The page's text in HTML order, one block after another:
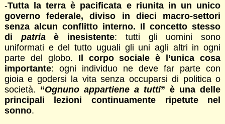
-Tutta la terra è pacificata e riunita in un unico
governo federale, diviso in dieci macro-settori
senza alcun conflitto interno. Il concetto stesso
di patriaè inesistente: tutti gli uomini sono
uniformati e del tutto uguali gli uni agli altri in ogni
parte del globo. Il corpo sociale è l’unica cosa
importante: ogni individuo ne deve far parte con
gioia e godersi la vita senza occuparsi di politica o
società. “Ognuno appartiene a tutti” è una delle
principali lezioni continuamente ripetute nel
sonno.